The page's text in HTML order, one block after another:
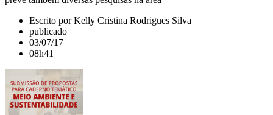
Escrito por Kelly Cristina Rodrigues Silva
publicado
03/07/17
08h41